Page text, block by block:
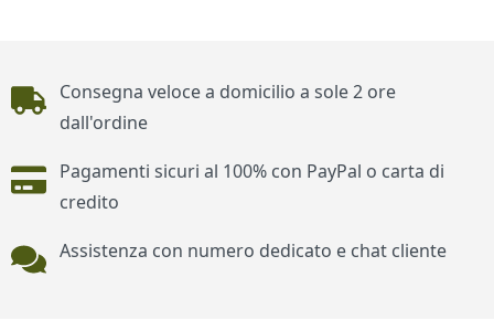
Piè di pagina
Consegna veloce a domicilio a sole 2 ore
dall'ordine
Pagamenti sicuri al 100% con PayPal o carta di
credito
Assistenza con numero dedicato e chat cliente